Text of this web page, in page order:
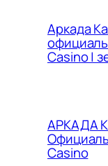
Аркада
Casino |
АРКАДА
Casino